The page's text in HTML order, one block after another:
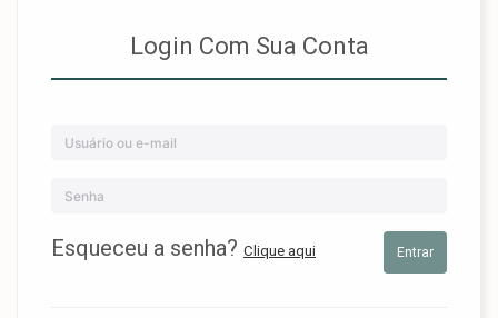
Login Com Sua Conta
Esqueceu a senha? Clique aqui Entrar